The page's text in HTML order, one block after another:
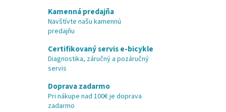
Kamenná predajňa
Navštívte našu kamennú
predajňu
Certifikovaný servis e-bicykle
Diagnostika, záručný a pozáručný
servis
Doprava zadarmo
Pri nákupe nad 100€ je doprava
zadarmo